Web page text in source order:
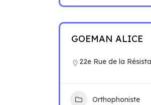
GOEMAN ALICE
22e Rue de la
Orthophoniste